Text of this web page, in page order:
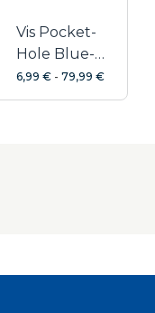
Vis Pocket-
Hole Blue-
Kote™
6,99 € - 79,99 €